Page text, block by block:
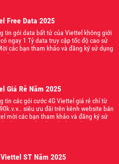
Free Data 2025
tin gói data bất tử của Viettel không giới
ngay 1 Tỷ data truy cập tốc độ cao sử
các bạn tham khảo và đăng ký sử dụng
cầu.
Giá Rẻ Năm 2025
tin các gói cước 4G Viettel giá rẻ chỉ từ
siêu ưu đãi trên kênh website bán
mời các bạn tham khảo và đăng ký sử
hợp với nhu cầu của bạn nhé.
ST Năm 2025